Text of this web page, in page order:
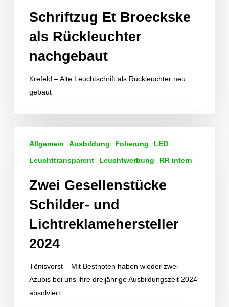
nachgebaut
Schriftzug Et Broeckske
als Rückleuchter
nachgebaut
Krefeld – Alte Leuchtschrift als Rückleuchter neu
gebaut
Gesellenstücke
Schilder-
Lichtreklamehersteller
Allgemein Ausbildung Folierung LED
Leuchttransparent Leuchtwerbung RR intern
Zwei Gesellenstücke
Schilder- und
Lichtreklamehersteller
2024
Tönisvorst – Mit Bestnoten haben wieder zwei
Azubis bei uns ihre dreijährige Ausbildungszeit 2024
absolviert.